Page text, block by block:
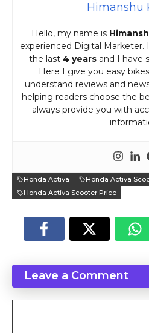
Himanshu
Hello, my name is
experienced Digital
the last 4 yearsand I have
Here I give you easy
understand reviews and
helping readers choose the
always provide you with
Honda Activa
Honda Activa
Honda Activa Scooter Price
Leave a Comment